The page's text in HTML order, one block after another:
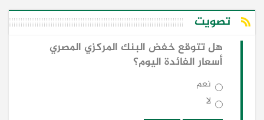
تصويت
هل تتوقع خفض البنك المركزي المصري
أسعار الفائدة اليوم؟
نعم
لا